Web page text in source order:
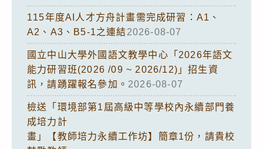
115年度AI人才方舟計畫需完成研習：A1、
A2、A3、B5-1之連結2026-08-07
國立中山大學外國語文教學中心「2026年語文
能力研習班(2026 /09 ~ 2026/12)」招生資
訊，請踴躍報名參加。 2026-08-07
檢送「環境部第1屆高級中等學校內永續部門養
成培力計
畫」【教師培力永續工作坊】簡章1份，請貴校